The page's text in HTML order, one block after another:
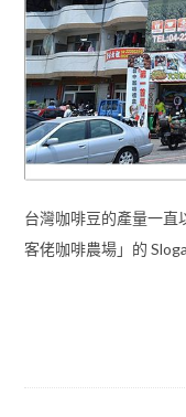
台灣咖啡豆的產量一直
客佬咖啡農場」的